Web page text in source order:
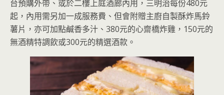
台預購外帶、或於二樓上庭酒廊內用，三明治每份480元
起，內用需另加一成服務費、但會附贈主廚自製酥炸馬鈴
薯片，亦可加點鹹香多汁、380元的心齋橋炸雞，150元的
無酒精特調飲或300元的精選酒款。